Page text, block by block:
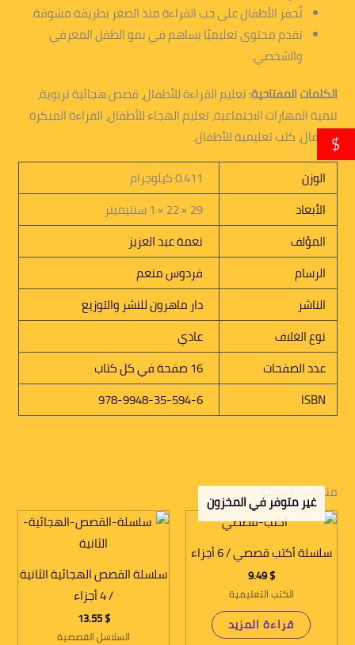
تُحفز الأطفال على حب القراءة منذ الصغر بطريقة مشوقة.
تقدم محتوى تعليميًا يساهم في نمو الطفل المعرفي
والشخصي.
الكلمات المفتاحية:تعليم القراءة للأطفال، قصص هجائية تربوية،
تنمية المهارات الاجتماعية، تعليم الهجاء للأطفال، القراءة المبكرة
للأطفال، كتب تعليمية للأطفال.
الوزن
0.411 كيلوجرام
الأبعاد
29 × 22 × 1 سنتيميتر
المؤلف
نعمة عبد العزيز
الرسام
فردوس منعم
الناشر
دار ماهرون للنشر والتوزيع
نوع الغلاف
عادي
عدد الصفحات
16 صفحة في كل كتاب
ISBN
978-9948-35-594-6
منتجات ذات صلة
غير متوفر في المخزون
سلسلة أكتب قصصي / 6 أجزاء
$
9.49
الكتب التعليمية
قراءة المزيد
سلسلة القصص الهجائية الثانية
/ 4 أجزاء
$
13.55
السلاسل القصصية
$